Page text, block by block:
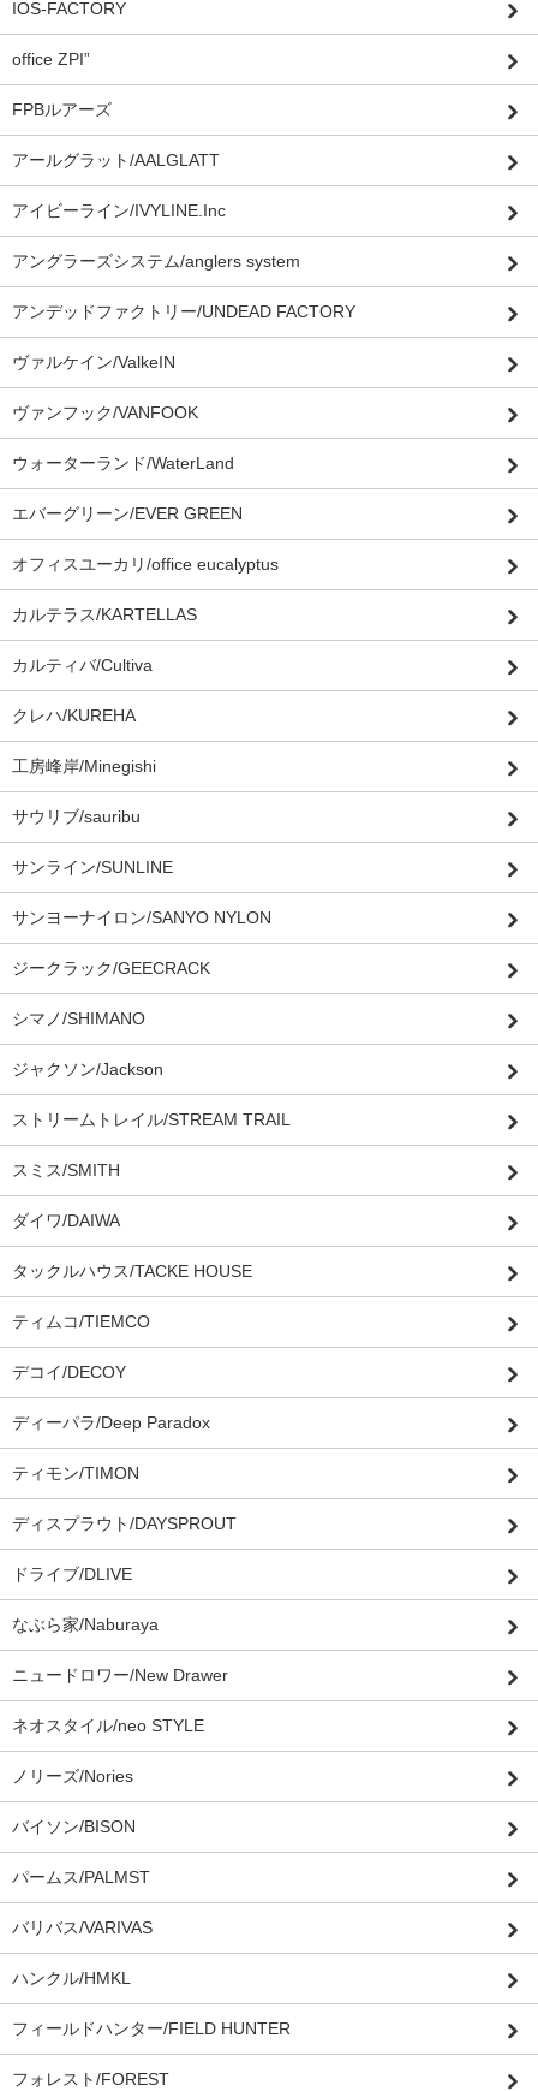
IOS-FACTORY
office ZPI”
FPBルアーズ
アールグラット/AALGLATT
アイビーライン/IVYLINE.Inc
アングラーズシステム/anglers system
アンデッドファクトリー/UNDEAD FACTORY
ヴァルケイン/ValkeIN
ヴァンフック/VANFOOK
ウォーターランド/WaterLand
エバーグリーン/EVER GREEN
オフィスユーカリ/office eucalyptus
カルテラス/KARTELLAS
カルティバ/Cultiva
クレハ/KUREHA
工房峰岸/Minegishi
サウリブ/sauribu
サンライン/SUNLINE
サンヨーナイロン/SANYO NYLON
ジークラック/GEECRACK
シマノ/SHIMANO
ジャクソン/Jackson
ストリームトレイル/STREAM TRAIL
スミス/SMITH
ダイワ/DAIWA
タックルハウス/TACKE HOUSE
ティムコ/TIEMCO
デコイ/DECOY
ディーパラ/Deep Paradox
ティモン/TIMON
ディスプラウト/DAYSPROUT
ドライブ/DLIVE
なぶら家/Naburaya
ニュードロワー/New Drawer
ネオスタイル/neo STYLE
ノリーズ/Nories
バイソン/BISON
パームス/PALMST
バリバス/VARIVAS
ハンクル/HMKL
フィールドハンター/FIELD HUNTER
フォレスト/FOREST